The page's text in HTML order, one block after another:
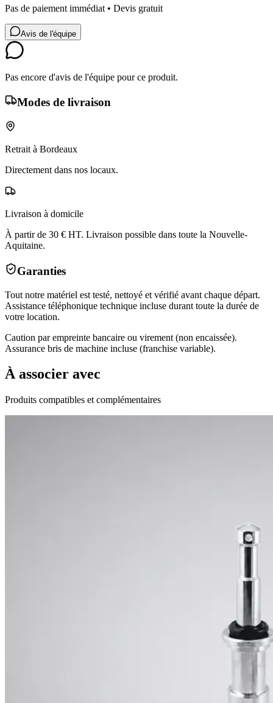
Pas de paiement immédiat • Devis gratuit
Avis de l'équipe
Pas encore d'avis de l'équipe pour ce produit.
Modes de livraison
Retrait à Bordeaux
Directement dans nos locaux.
Livraison à domicile
À partir de 30 € HT. Livraison possible dans toute la Nouvelle-
Aquitaine.
Garanties
Tout notre matériel est testé, nettoyé et vérifié avant chaque départ.
Assistance téléphonique technique incluse durant toute la durée de
votre location.
Caution par empreinte bancaire ou virement (non encaissée).
Assurance bris de machine incluse (franchise variable).
À associer avec
Produits compatibles et complémentaires